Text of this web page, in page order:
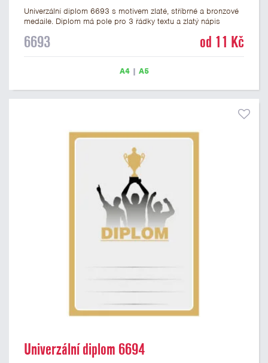
Univerzální diplom 6693 s motivem zlaté, stříbrné a bronzové
medaile. Diplom má pole pro 3 řádky textu a zlatý nápis
Tento univerzální diplom je vhodný pro většinu událostí, ke
6693 od 11 Kč
A4| A5
Univerzální diplom 6694